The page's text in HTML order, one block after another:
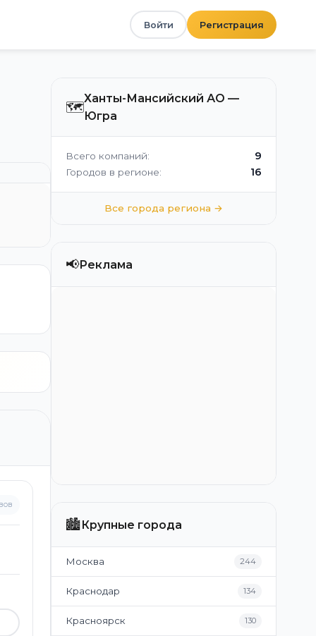
Войти Регистрация
🗺️
Ханты-Мансийский АО —
Югра
Всего компаний: 9
Городов в регионе: 16
Все города региона →
📢Реклама
🏙️Крупные города
Москва 244
Краснодар 134
Красноярск 130